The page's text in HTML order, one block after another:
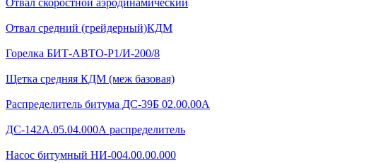
Отвал скоростной аэродинамический
Отвал средний (грейдерный)КДМ
Горелка БИТ-АВТО-Р1/И-200/8
Щетка средняя КДМ (меж базовая)
Распределитель битума ДС-39Б 02.00.00А
ДС-142А.05.04.000А распределитель
Насос битумный НИ-004.00.00.000